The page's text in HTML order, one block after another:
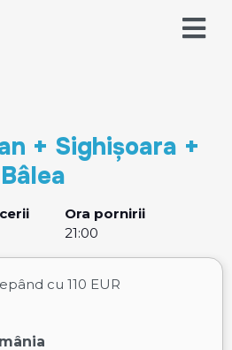
+ Sighișoara +
Ora pornirii
21:00
cu110 EUR